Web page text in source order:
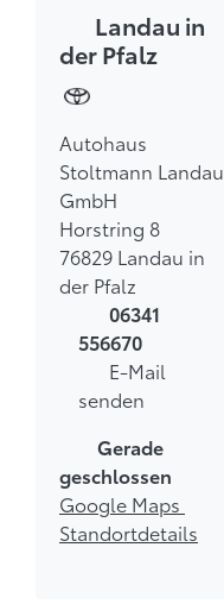
Landau in
der Pfalz
Autohaus
Stoltmann Landau
GmbH
Horstring 8
76829 Landau in
der Pfalz
06341
556670
E-Mail
senden
Gerade
geschlossen
Google Maps
Standortdetails